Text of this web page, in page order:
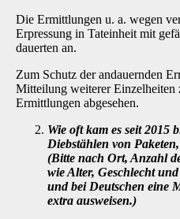
Die Ermittlungen u. a. wegen
Erpressung in Tateinheit mit
dauerten an.
Zum Schutz der andauernden
Mitteilung weiterer Einzelheiten
Ermittlungen abgesehen.
Wie oft kam es seit 2015
Diebstählen von
(Bitte nach Ort, Anzahl
wie Alter, Geschlecht
und bei Deutschen eine
extra ausweisen.)